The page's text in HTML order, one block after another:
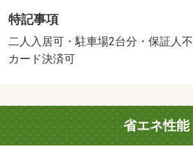
ルームズ賃貸へ！・バイク置場：な
特記事項
二人入居可・駐車場2台分・保証人
カード決済可
省エネ性能